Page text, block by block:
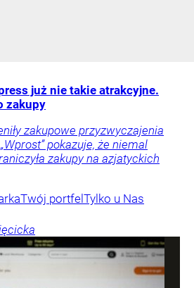
już nie takie atrakcyjne.
zakupy
zakupowe przyzwyczajenia
pokazuje, że niemal
zakupy na azjatyckich
Twój portfel Tylko u Nas